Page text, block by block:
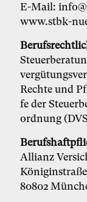
E-Mail:
www.stbk-
Rech­te und
fe der
ord­nung
Allianz
80802